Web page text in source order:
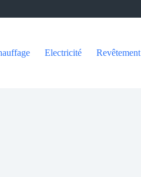
Electricité Revêtement